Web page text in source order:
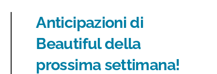
Anticipazioni di
Beautiful della
prossima settimana!